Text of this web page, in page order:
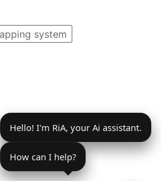
system
Hello! I'm RiA, your Ai assistant.
How can I help?